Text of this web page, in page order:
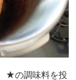
★の調味料を投